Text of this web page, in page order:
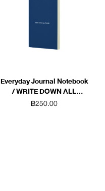
Everyday Journal Notebook
/ WRITE DOWN ALL
THINGS (Blue)
฿250.00